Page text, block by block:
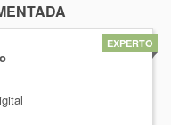
EXPERTO